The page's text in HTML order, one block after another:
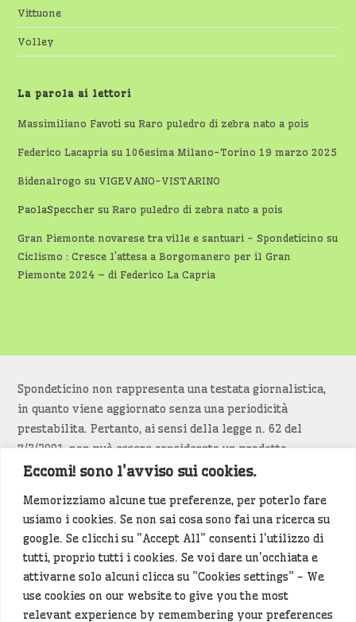
Eccomi! sono l'avviso sui cookies.
Memorizziamo alcune tue preferenze, per poterlo fare
usiamo i cookies. Se non sai cosa sono fai una ricerca su
google. Se clicchi su "Accept All" consenti l'utilizzo di
tutti, proprio tutti i cookies. Se voi dare un'occhiata e
attivarne solo alcuni clicca su "Cookies settings" - We
use cookies on our website to give you the most
relevant experience by remembering your preferences
Vittuone
Volley
La parola ai lettori
Massimiliano Favoti suRaro puledro di zebra nato a pois
Federico Lacapria su 106esima Milano-Torino 19 marzo 2025
Bidenalrogo su VIGEVANO-VISTARINO
PaolaSpeccher suRaro puledro di zebra nato a pois
Gran Piemonte novarese tra ville e santuari - Spondeticino su
Ciclismo : Cresce l’attesa a Borgomanero per il Gran
Piemonte 2024 – di Federico La Capria
Spondeticino non rappresenta una testata giornalistica,
in quanto viene aggiornato senza una periodicità
prestabilita. Pertanto, ai sensi della legge n. 62 del
7/3/2001, non può essere considerato un prodotto
editoriale.
Siamo attenti a non violare copyright e diritti
d’immagine. Se un contenuto è di tua proprietà e vuoi
richiederne la rimozionediccelo(<- clicca per inviarci un
messaggio).
Alcuni articoli sono generati in bozza rielaborando, con